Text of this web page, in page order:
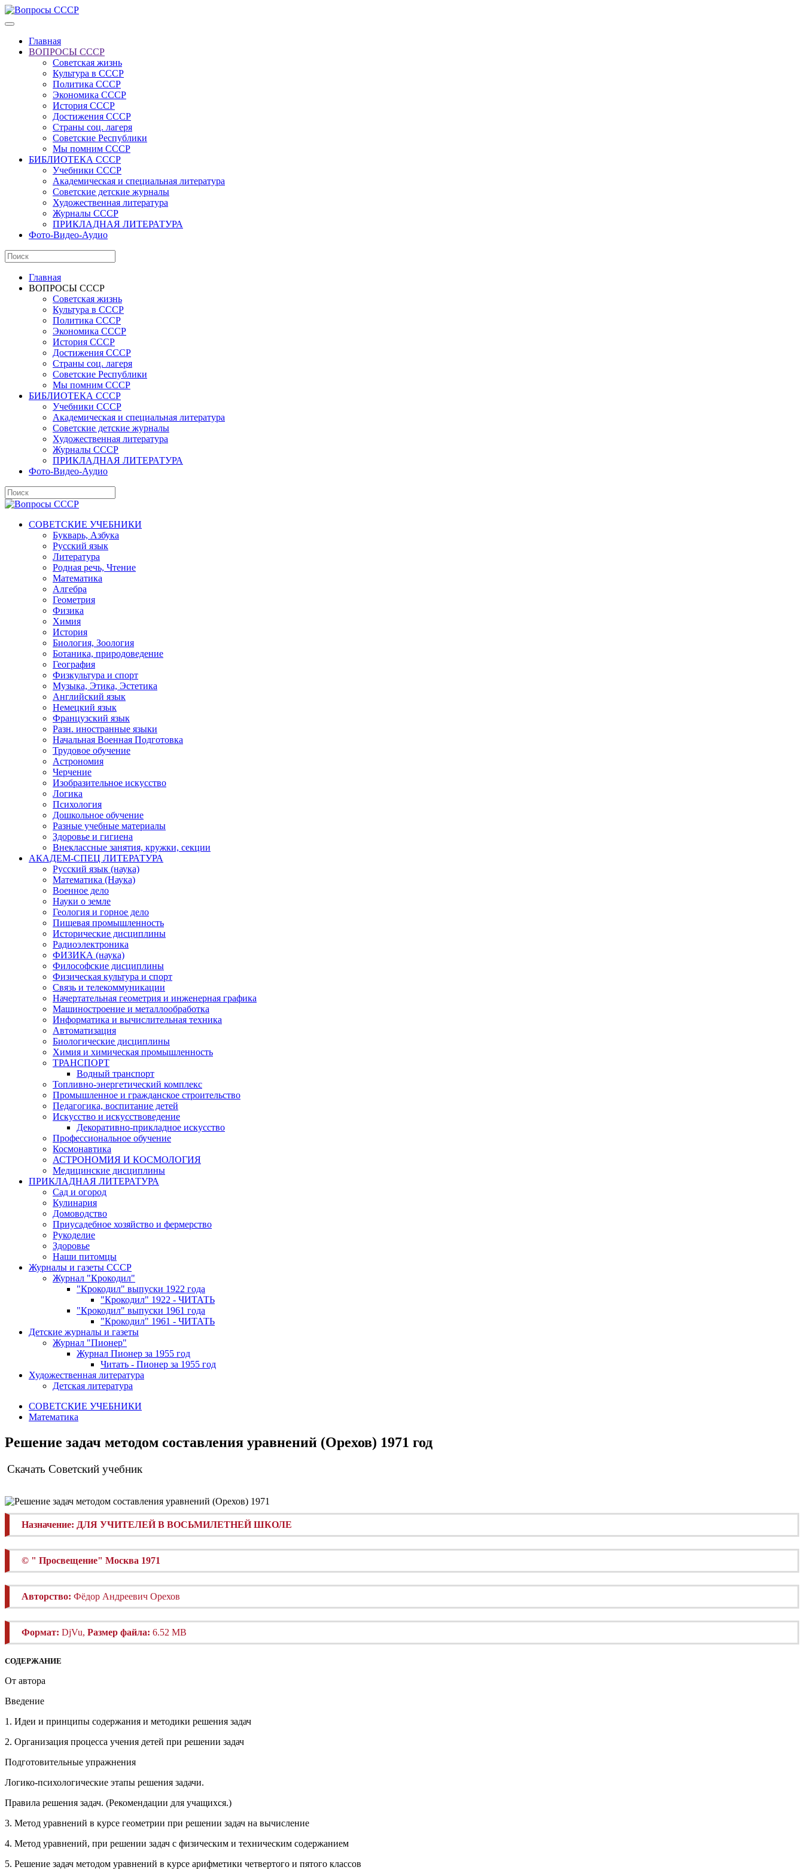
Главная
ВОПРОСЫ СССР
Советская жизнь
Культура в СССР
Политика СССР
Экономика СССР
История СССР
Достижения СССР
Страны соц. лагеря
Советские Республики
Мы помним СССР
БИБЛИОТЕКА СССР
Учебники СССР
Академическая и специальная литература
Советские детские журналы
Художественная литература
Журналы СССР
ПРИКЛАДНАЯ ЛИТЕРАТУРА
Фото-Видео-Аудио
Главная
ВОПРОСЫ СССР
Советская жизнь
Культура в СССР
Политика СССР
Экономика СССР
История СССР
Достижения СССР
Страны соц. лагеря
Советские Республики
Мы помним СССР
БИБЛИОТЕКА СССР
Учебники СССР
Академическая и специальная литература
Советские детские журналы
Художественная литература
Журналы СССР
ПРИКЛАДНАЯ ЛИТЕРАТУРА
Фото-Видео-Аудио
СОВЕТСКИЕ УЧЕБНИКИ
Букварь, Азбука
Русский язык
Литература
Родная речь, Чтение
Математика
Алгебра
Геометрия
Физика
Химия
История
Биология, Зоология
Ботаника, природоведение
География
Физкультура и спорт
Музыка, Этика, Эстетика
Английский язык
Немецкий язык
Французский язык
Разн. иностранные языки
Начальная Военная Подготовка
Трудовое обучение
Астрономия
Черчение
Изобразительное искусство
Логика
Психология
Дошкольное обучение
Разные учебные материалы
Здоровье и гигиена
Внеклассные занятия, кружки, секции
АКАДЕМ-СПЕЦ ЛИТЕРАТУРА
Русский язык (наука)
Математика (Наука)
Военное дело
Науки о земле
Геология и горное дело
Пищевая промышленность
Исторические дисциплины
Радиоэлектроника
ФИЗИКА (наука)
Философские дисциплины
Физическая культура и спорт
Связь и телекоммуникации
Начертательная геометрия и инженерная графика
Машиностроение и металлообработка
Информатика и вычислительная техника
Автоматизация
Биологические дисциплины
Химия и химическая промышленность
ТРАНСПОРТ
Водный транспорт
Топливно-энергетический комплекс
Промышленное и гражданское строительство
Педагогика, воспитание детей
Искусство и искусствоведение
Декоративно-прикладное искусство
Профессиональное обучение
Космонавтика
АСТРОНОМИЯ И КОСМОЛОГИЯ
Медицинские дисциплины
ПРИКЛАДНАЯ ЛИТЕРАТУРА
Сад и огород
Кулинария
Домоводство
Приусадебное хозяйство и фермерство
Рукоделие
Здоровье
Наши питомцы
Журналы и газеты СССР
Журнал "Крокодил"
"Крокодил" выпуски 1922 года
"Крокодил" 1922 - ЧИТАТЬ
"Крокодил" выпуски 1961 года
"Крокодил" 1961 - ЧИТАТЬ
Детские журналы и газеты
Журнал "Пионер"
Журнал Пионер за 1955 год
Читать - Пионер за 1955 год
Художественная литература
Детская литература
СОВЕТСКИЕ УЧЕБНИКИ
Математика
Решение задач методом составления уравнений (Орехов) 1971 год
Скачать Советский учебник
Назначение: ДЛЯ УЧИТЕЛЕЙ В ВОСЬМИЛЕТНЕЙ ШКОЛЕ
© " Просвещение" Москва 1971
Авторство: Фёдор Андреевич Орехов
Формат: DjVu, Размер файла: 6.52 MB
СОДЕРЖАНИЕ
От автора
Введение
1. Идеи и принципы содержания и методики решения задач
2. Организация процесса учения детей при решении задач
Подготовительные упражнения
Логико-психологические этапы решения задачи.
Правила решения задач. (Рекомендации для учащихся.)
3. Метод уравнений в курсе геометрии при решении задач на вычисление
4. Метод уравнений, при решении задач с физическим и техническим содержанием
5. Решение задач методом уравнений в курсе арифметики четвертого и пятого классов